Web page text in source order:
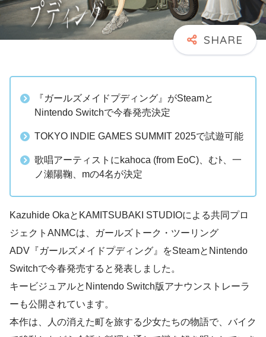
『ガールズメイドプディング』がSteamと
Nintendo Switchで今春発売決定
TOKYO INDIE GAMES SUMMIT 2025で試遊可能
歌唱アーティストにkahoca (from EoC)、むﾄ、一
ノ瀬陽鞠、mの4名が決定
Kazuhide OkaとKAMITSUBAKI STUDIOによる共同プロ
ジェクトANMCは、ガールズトーク・ツーリング
ADV『ガールズメイドプディング』をSteamとNintendo
Switchで今春発売すると発表しました。
キービジュアルとNintendo Switch版アナウンストレーラ
ーも公開されています。
本作は、人の消えた町を旅する少女たちの物語で、バイク